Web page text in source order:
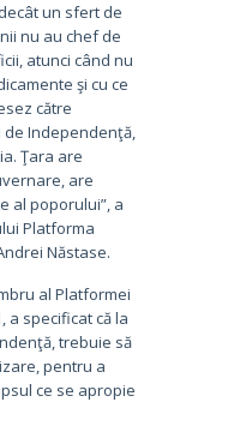
un sfert de
nu au chef de
atunci când nu
şi cu ce
către
de Independenţă,
Ţara are
are
al poporului”, a
Platforma
Năstase.
al Platformei
a specificat că la
trebuie să
pentru a
ce se apropie